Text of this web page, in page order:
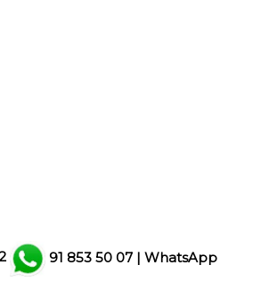
91 853 50 07 | WhatsApp